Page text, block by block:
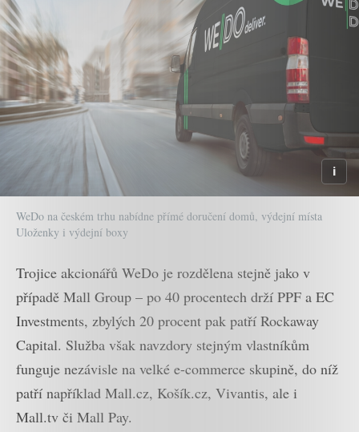
WeDo na českém trhu nabídne přímé doručení domů, výdejní místa
Uloženky i výdejní boxy
Trojice akcionářů WeDo je rozdělena stejně jako v
případě Mall Group – po 40 procentech drží PPF a EC
Investments, zbylých 20 procent pak patří Rockaway
Capital. Služba však navzdory stejným vlastníkům
funguje nezávisle na velké e-commerce skupině, do níž
patří například Mall.cz, Košík.cz, Vivantis, ale i
Mall.tv či Mall Pay.